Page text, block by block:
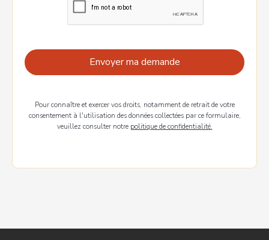
Pour connaître et exercer vos droits, notamment de retrait de votre
consentement à l'utilisation des données collectées par ce formulaire,
veuillez consulter notre politique de confidentialité.